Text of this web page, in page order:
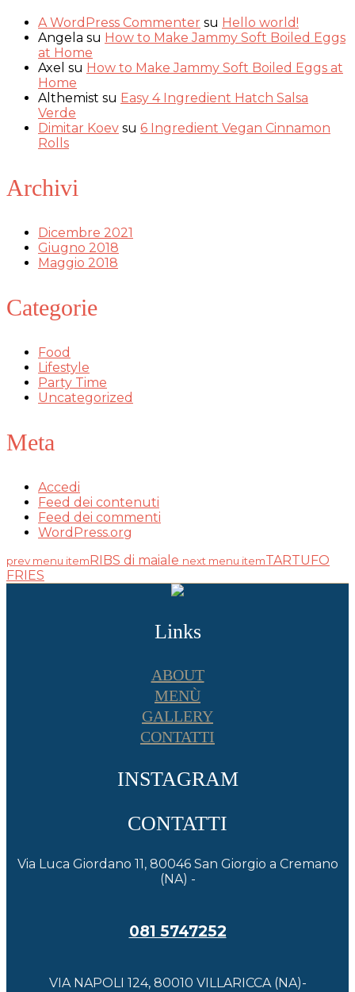
A WordPress Commenter su Hello world!
Angela su How to Make Jammy Soft Boiled Eggs
at Home
Axel su How to Make Jammy Soft Boiled Eggs at
Home
Althemist su Easy 4 Ingredient Hatch Salsa
Verde
Dimitar Koev su 6 Ingredient Vegan Cinnamon
Rolls
Archivi
Dicembre 2021
Giugno 2018
Maggio 2018
Categorie
Food
Lifestyle
Party Time
Uncategorized
Meta
Accedi
Feed dei contenuti
Feed dei commenti
WordPress.org
prev menu item RIBS di maiale next menu itemTARTUFO
FRIES
Links
ABOUT
MENÙ
GALLERY
CONTATTI
INSTAGRAM
CONTATTI
Via Luca Giordano 11, 80046 San Giorgio a Cremano
(NA) -
081 5747252
VIA NAPOLI 124, 80010 VILLARICCA (NA)-